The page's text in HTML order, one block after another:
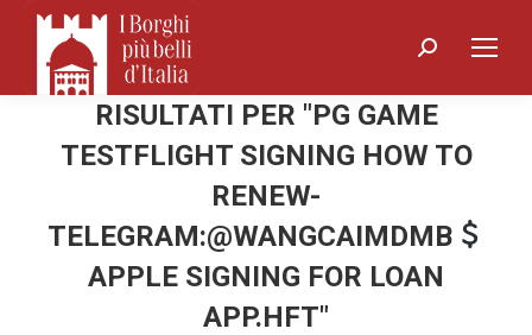
Search:
RISULTATI PER "PG GAME
TESTFLIGHT SIGNING HOW TO
RENEW-
TELEGRAM:@WANGCAIMDMB
APPLE SIGNING FOR LOAN
APP.HFT"